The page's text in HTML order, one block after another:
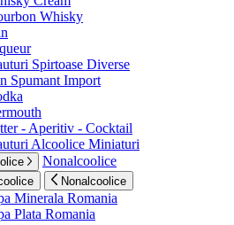
Whisky
Spirtoase Diverse
Spumant Import
- Aperitiv - Cocktail
Alcoolice Miniaturi
Nonalcoolice
Nonalcoolice
Minerala Romania
Plata Romania